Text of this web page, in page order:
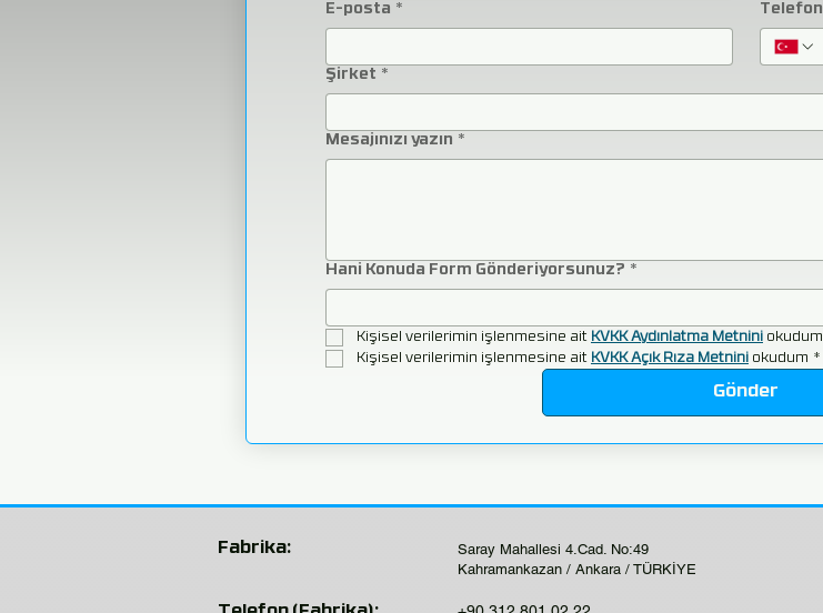
E-posta * Telefon
Şirket *
Mesajınızı yazın *
Hani Konuda Form Gönderiyorsunuz? *
Kişisel verilerimin işlenmesine ait KVKK Aydınlatma Metnini okudum
Kişisel verilerimin işlenmesine ait KVKK Açık Rıza Metnini okudum *
Gönder
Fabrika:
Saray Mahallesi 4.Cad. No:49
Kahramankazan / Ankara / TÜRKİYE